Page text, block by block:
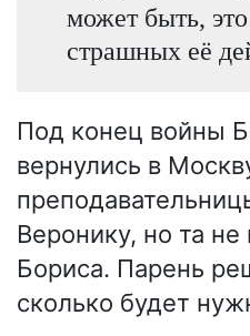
может быть,
страшных её
Под конец войны
вернулись в
Веронику, но та
Бориса. Парень
сколько будет